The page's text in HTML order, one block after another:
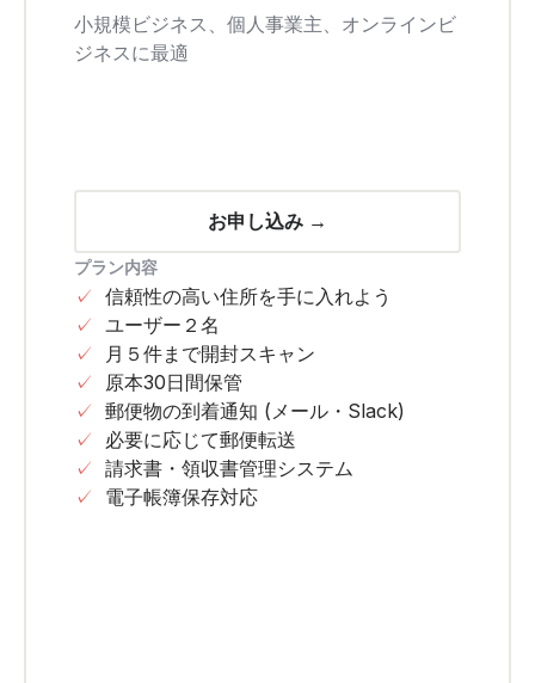
小規模ビジネス、個人事業主、オンラインビ
ジネスに最適
お申し込み →
プラン内容
✓ 信頼性の高い住所を手に入れよう
✓ ユーザー２名
✓
月５件まで開封スキャン
✓
原本30日間保管
✓ 郵便物の到着通知 (メール・Slack)
✓
必要に応じて郵便転送
✓ 請求書・領収書管理システム
✓
電子帳簿保存対応